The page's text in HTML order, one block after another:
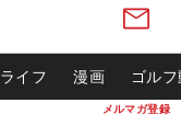
メルマガ登録
ライフ 漫画 ゴル